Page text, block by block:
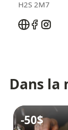
H2S 2M7
Dans la
-50$